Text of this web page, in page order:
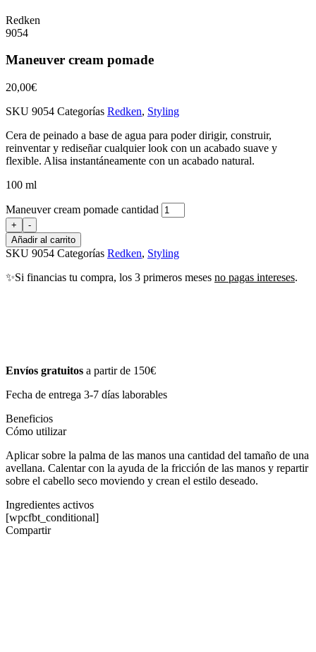
Redken
9054
Maneuver cream pomade
20,00€
SKU 9054 Categorías Redken, Styling
Cera de peinado a base de agua para poder dirigir, construir,
reinventar y rediseñar cualquier look con un acabado suave y
flexible. Alisa instantáneamente con un acabado natural.
100 ml
Maneuver cream pomade cantidad
+
-
Añadir al carrito
SKU 9054 Categorías Redken, Styling
✨Si financias tu compra, los 3 primeros meses no pagas intereses.
Envíos gratuitos a partir de 150€
Fecha de entrega 3-7 días laborables
Beneficios
Cómo utilizar
Aplicar sobre la palma de las manos una cantidad del tamaño de una
avellana. Calentar con la ayuda de la fricción de las manos y repartir
sobre el cabello seco moviendo y crean el estilo deseado.
Ingredientes activos
[wpcfbt_conditional]
Compartir